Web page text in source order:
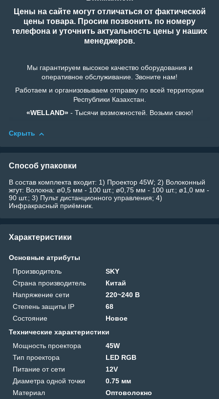
Цены на сайте могут отличаться от фактической
цены товара. Просим позвонить по номеру
телефона и уточнить актуальность цены у наших
менеджеров.
Мы гарантируем высокое качество оборудования и
оперативное обслуживание. Звоните нам!
Работаем и организовываем отправку по всей территории
Республики Казахстан.
«WELLAND»- Тысячи возможностей. Возьми свою!
Скрыть
Способ упаковки
В состав комплекта входит: 1) Проектор 45W; 2) Волоконный
жгут: Волокна: ø0,5 мм - 100 шт.; ø0,75 мм - 100 шт.; ø1,0 мм -
90 шт.; 3) Пульт дистанционного управления; 4)
Инфракрасный приёмник.
Характеристики
Основные атрибуты
Производитель
SKY
Страна производитель
Китай
Напряжение сети
220~240 В
Степень защиты IP
68
Состояние
Новое
Технические характеристики
Мощность проектора
45W
Тип проектора
LED RGB
Питание от сети
12V
Диаметра одной точки
0.75 мм
Материал
Оптоволокно